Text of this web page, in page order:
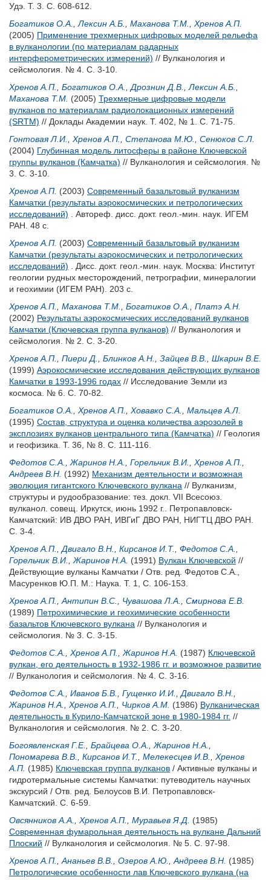
Удэ. Т. 3. С. 608-612.
Богатиков О.А.
Лексин А.Б. Маханова Т.М.
Хренов А.П.
(2005) Применение трехмерных цифровых моделей рельефа
в вулканологии (по материалам радарных
интерферометрических измерений) // Вулканология и
сейсмология. № 4. С. 3-10.
Хренов А.П.
Богатиков О.А. Дрознин Д.В. Лексин А.Б.
Маханова Т.М. (2005) Трехмерные цифровые модели
вулканов по материалам радиолокационных измерений
(SRTM) // Доклады Академии наук. Т. 402, № 1. С. 71-75.
Гонтовая Л.И.
Хренов А.П. Степанова М.Ю.
Сенюков С.Л.
(2004) Глубинная модель литосферы в районе Ключевской
группы вулканов (Камчатка) // Вулканология и сейсмология. №
3. С. 3-10.
Хренов А.П. (2003) Современный базальтовый вулканизм
Камчатки (результаты аэрокосмических и петрологических
исследований) . Автореф. дисс. докт. геол.-мин. наук. ИГЕМ
РАН. 48 с.
Хренов А.П. (2003) Современный базальтовый вулканизм
Камчатки (результаты аэрокосмических и петрологических
исследований) . Дисс. докт. геол.-мин. наук. Москва: Институт
геологии рудных месторождений, петрографии, минералогии
и геохимии (ИГЕМ РАН). 203 с.
Хренов А.П.
Маханова Т.М. Богатиков О.А.
Платэ А.Н.
(2002) Результаты аэрокосмических исследований вулканов
Камчатки (Ключевская группа вулканов) // Вулканология и
сейсмология. № 2. С. 3-20.
Хренов А.П.
Пиери Д. Блинков А.Н. Зайцев В.В.
Шкарин В.Е.
(1999) Аэрокосмические исследования действующих вулканов
Камчатки в 1993-1996 годах // Исследование Земли из
космоса. № 6. С. 70-82.
Богатиков О.А.
Хренов А.П. Ховавко С.А.
Мальцев А.Л.
(1995) Состав, структура и оценка количества аэрозолей в
эксплозиях вулканов центрального типа (Камчатка) // Геология
и геофизика. Т. 36, № 8. С. 111-116.
Федотов С.А.
Жаринов Н.А. Горельчик В.И. Хренов А.П.
Андреев В.Н. (1992) Механизм деятельности и возможная
эволюция гигантского Ключевского вулкана // Вулканизм,
структуры и рудообразование: тез. докл. VII Всесоюз.
вулканол. совещ. Иркутск, июнь 1992 г.. Петропавловск-
Камчатский: ИВ ДВО РАН, ИВГиГ ДВО РАН, НИГТЦ ДВО РАН.
С. 3-4.
Хренов А.П.
Двигало В.Н. Кирсанов И.Т. Федотов С.А.
Горельчик В.И.
Жаринов Н.А. (1991) Вулкан Ключевской //
Действующие вулканы Камчатки / Отв. ред. Федотов С.А.
Масуренков Ю.П.
М.: Наука. Т. 1, С. 106-153.
Хренов А.П.
Антипин В.С. Чувашова Л.А.
Смирнова Е.В.
(1989) Петрохимические и геохимические особенности
базальтов Ключевского вулкана // Вулканология и
сейсмология. № 3. С. 3-15.
Федотов С.А.
Хренов А.П. Жаринов Н.А. (1987) Ключевской
вулкан, его деятельность в 1932-1986 гг. и возможное развитие
// Вулканология и сейсмология. № 4. С. 3-16.
Федотов С.А.
Иванов Б.В. Гущенко И.И. Двигало В.Н.
Жаринов Н.А.
Хренов А.П. Чирков А.М. (1986) Вулканическая
деятельность в Курило-Камчатской зоне в 1980-1984 гг. //
Вулканология и сейсмология. № 2. С. 3-20.
Богоявленская Г.Е.
Брайцева О.А. Жаринов Н.А.
Пономарева В.В.
Кирсанов И.Т. Мелекесцев И.В.
Хренов
А.П. (1985) Ключевская группа вулканов / Активные вулканы и
гидротермальные системы Камчатки: путеводитель научных
экскурсий / Отв. ред. Белоусов В.И.
Петропавловск-
Камчатский. С. 6-59.
Овсянников А.А.
Хренов А.П. Муравьев Я.Д. (1985)
Современная фумарольная деятельность на вулкане Дальний
Плоский // Вулканология и сейсмология. № 5. С. 97-98.
Хренов А.П.
Ананьев В.В. Озеров А.Ю. Андреев В.Н. (1985)
Петрологические особенности лав Ключевского вулкана (на